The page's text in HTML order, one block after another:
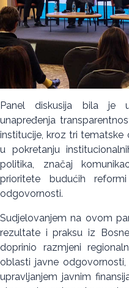
Panel diskusija bila je
unapređenja
institucije, kroz tri tematske
u pokretanju
politika, značaj
prioritete budućih
odgovornosti.
Sudjelovanjem na ovom
rezultate i praksu iz
doprinio razmjeni
oblasti javne
upravljanjem javnim